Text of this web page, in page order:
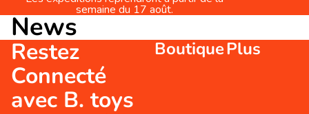
semaine du 17 août.
News
Restez
Connecté
avec B. toys
BoutiquePlus